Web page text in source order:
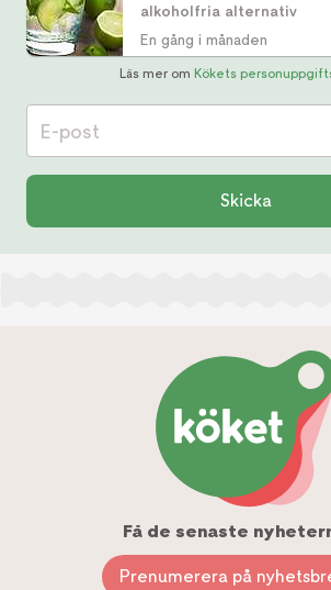
alkoholfria alternativ
En gång i månaden
Läs mer om Kökets
E-post
Skicka
Få de senaste
Prenumerera på